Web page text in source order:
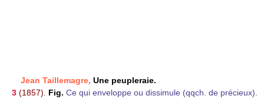
Jean Taillemagre, Une peupleraie.
3 (1857). Fig. Ce qui enveloppe ou dissimule (qqch. de précieux).